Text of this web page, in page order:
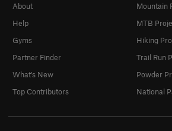
About
Help
Gyms
Partner Finder
What's New
Top Contributors
Mountain
MTB
Hiking
Trail Run
Powder
National